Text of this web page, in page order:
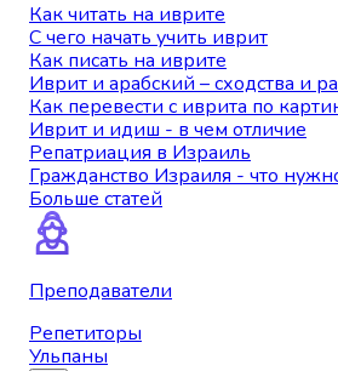
Как читать на иврите
С чего начать учить иврит
Как писать на иврите
Иврит и арабский – сходства и
Как перевести с иврита по
Иврит и идиш - в чем отличие
Репатриация в Израиль
Гражданство Израиля - что
Больше статей
Преподаватели
Репетиторы
Ульпаны